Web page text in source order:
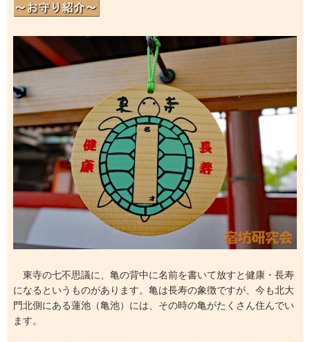
東寺の七不思議に、亀の背中に名前を書いて放すと健康・長寿
になるというものがあります。亀は長寿の象徴ですが、今も北大
門北側にある蓮池（亀池）には、その時の亀がたくさん住んでい
ます。